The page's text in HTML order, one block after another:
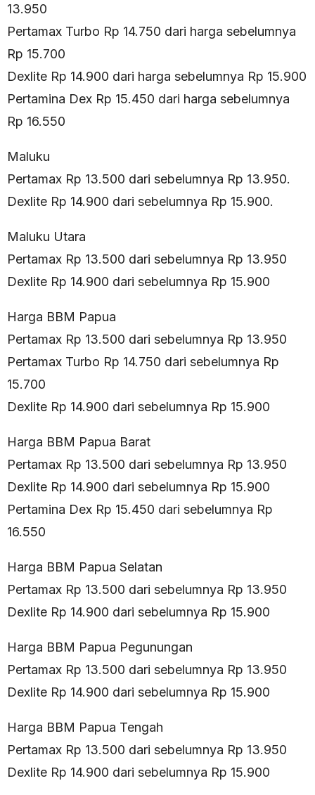
13.950
Pertamax Turbo Rp 14.750 dari harga sebelumnya
Rp 15.700
Dexlite Rp 14.900 dari harga sebelumnya Rp 15.900
Pertamina Dex Rp 15.450 dari harga sebelumnya
Rp 16.550
Maluku
Pertamax Rp 13.500 dari sebelumnya Rp 13.950.
Dexlite Rp 14.900 dari sebelumnya Rp 15.900.
Maluku Utara
Pertamax Rp 13.500 dari sebelumnya Rp 13.950
Dexlite Rp 14.900 dari sebelumnya Rp 15.900
Harga BBM Papua
Pertamax Rp 13.500 dari sebelumnya Rp 13.950
Pertamax Turbo Rp 14.750 dari sebelumnya Rp
15.700
Dexlite Rp 14.900 dari sebelumnya Rp 15.900
Harga BBM Papua Barat
Pertamax Rp 13.500 dari sebelumnya Rp 13.950
Dexlite Rp 14.900 dari sebelumnya Rp 15.900
Pertamina Dex Rp 15.450 dari sebelumnya Rp
16.550
Harga BBM Papua Selatan
Pertamax Rp 13.500 dari sebelumnya Rp 13.950
Dexlite Rp 14.900 dari sebelumnya Rp 15.900
Harga BBM Papua Pegunungan
Pertamax Rp 13.500 dari sebelumnya Rp 13.950
Dexlite Rp 14.900 dari sebelumnya Rp 15.900
Harga BBM Papua Tengah
Pertamax Rp 13.500 dari sebelumnya Rp 13.950
Dexlite Rp 14.900 dari sebelumnya Rp 15.900